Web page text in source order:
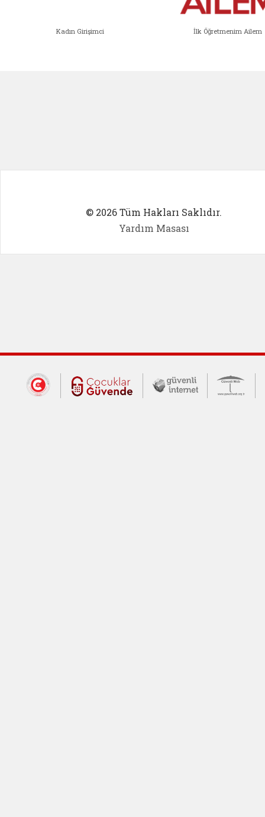
Kadın Girişimci İlk Öğretmenim Ailem
© 2026 Tüm Hakları Saklıdır.
Yardım Masası
Dış Bağlantılar
Cumhurbaşkanlığı İletişim Merkezi
Çocuklar Güvende (yeni
Güvenli